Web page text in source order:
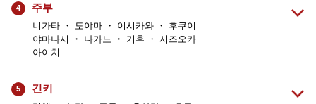
4 주부
니가타 ・ 도야마 ・ 이시카와 ・ 후쿠이
야마나시 ・ 나가노 ・ 기후 ・ 시즈오카
아이치
5 긴키